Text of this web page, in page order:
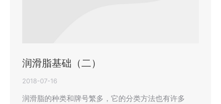
润滑脂基础（二）
2018-07-16
润滑脂的种类和牌号繁多，它的分类方法也有许多